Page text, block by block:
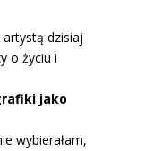
artystą dzisiaj
o życiu i
jako
wybierałam,